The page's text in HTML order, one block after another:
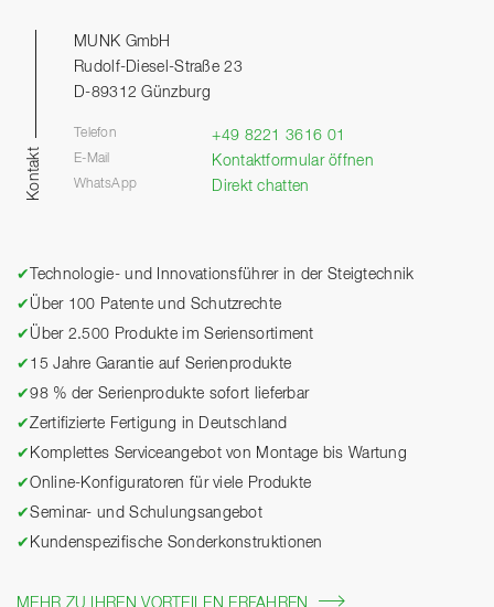
Kontakt
MUNK GmbH
Rudolf-Diesel-Straße 23
D-89312 Günzburg
Telefon +49 8221 3616 01
E-Mail Kontaktformular öffnen
WhatsApp Direkt chatten
✔
Technologie- und Innovationsführer in der Steigtechnik
✔ Über 100 Patente und Schutzrechte
✔ Über 2.500 Produkte im Seriensortiment
✔ 15 Jahre Garantie auf Serienprodukte
✔98 % der Serienprodukte sofort lieferbar
✔Zertifizierte Fertigung in Deutschland
✔ Komplettes Serviceangebot von Montage bis Wartung
✔Online-Konfiguratoren für viele Produkte
✔Seminar- und Schulungsangebot
✔ Kundenspezifische Sonderkonstruktionen
MEHR ZU IHREN VORTEILEN ERFAHREN